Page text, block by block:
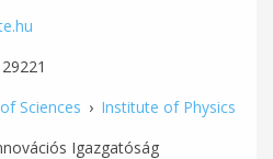
Sciences › Institute of Physics
Igazgatóság